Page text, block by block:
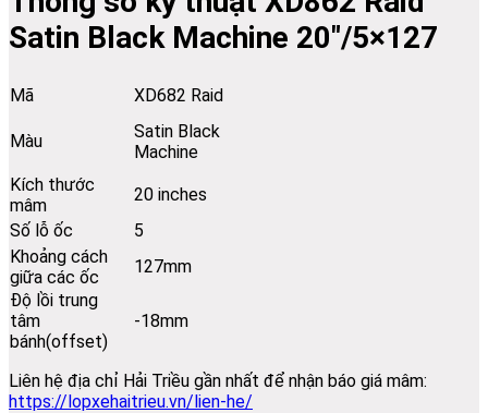
Satin Black Machine 20″/5×127
Mã XD682 Raid
Màu
Satin Black
Machine
Kích thước
mâm
20 inches
Số lỗ ốc
5
Khoảng cách
giữa các ốc
127mm
Độ lồi trung
tâm
bánh(offset)
-18mm
Liên hệ địa chỉ Hải Triều gần nhất để nhận báo giá mâm:
https://lopxehaitrieu.vn/lien-he/